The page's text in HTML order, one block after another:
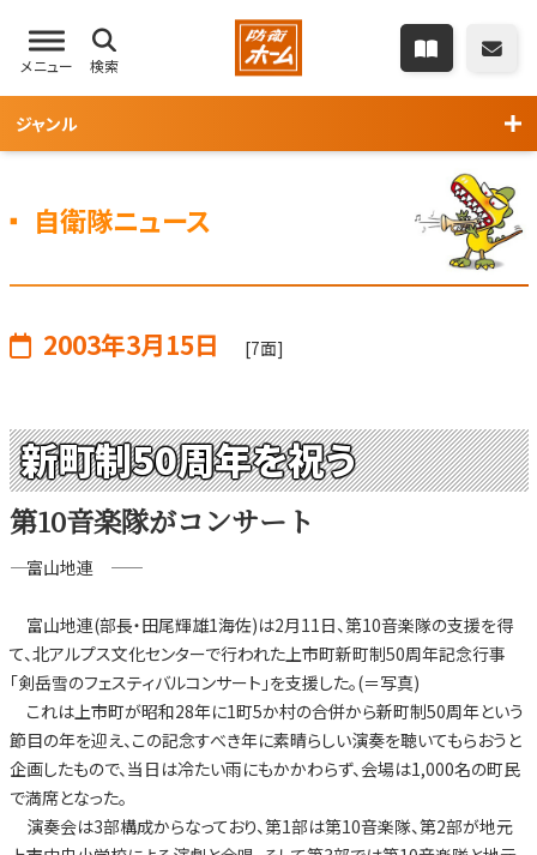
メニュー 検索
ジャンル
自衛隊ニュース
2003年3月15日 [7面]
新町制50周年を祝う
第10音楽隊がコンサート
―― 富山地連 ――
富山地連(部長・田尾輝雄1海佐)は2月11日、第10音楽隊の支援を得
て、北アルプス文化センターで行われた上市町新町制50周年記念行事
「剣岳雪のフェスティバルコンサート」を支援した。(＝写真)
これは上市町が昭和28年に1町5か村の合併から新町制50周年という
節目の年を迎え、この記念すべき年に素晴らしい演奏を聴いてもらおうと
企画したもので、当日は冷たい雨にもかかわらず、会場は1,000名の町民
で満席となった。
演奏会は3部構成からなっており、第1部は第10音楽隊、第2部が地元